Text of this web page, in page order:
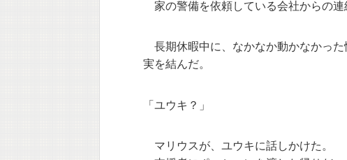
家の警備を依頼している会社からの連
長期休暇中に、なかなか動かなかった
実を結んだ。
「ユウキ？」
マリウスが、ユウキに話しかけた。